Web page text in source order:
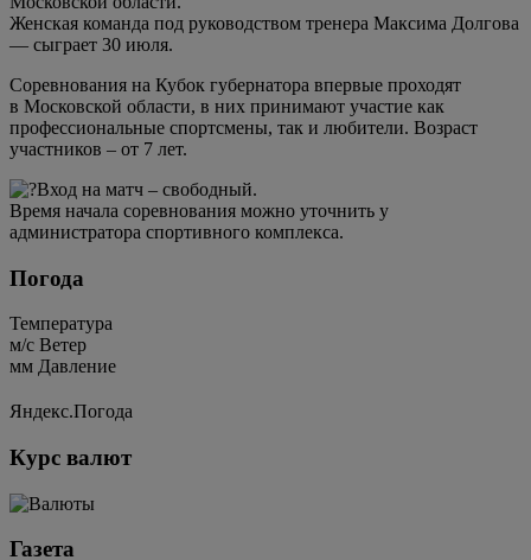
Женская команда под руководством тренера Максима Долгова
— сыграет 30 июля.
Соревнования на Кубок губернатора впервые проходят
в Московской области, в них принимают участие как
профессиональные спортсмены, так и любители. Возраст
участников – от 7 лет.
Вход на матч – свободный.
Время начала соревнования можно уточнить у
администратора спортивного комплекса.
Погода
Температура
м/c Ветер
мм Давление
Яндекс.Погода
Курс валют
Газета